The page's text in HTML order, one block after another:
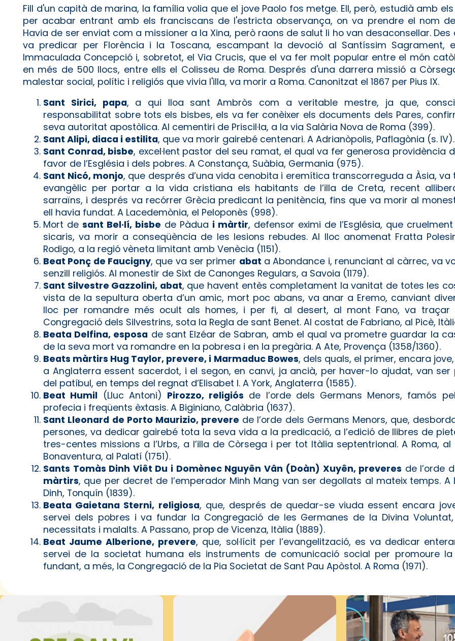
Fill d'un capità de marina, la família volia que el jove Paolo fos metge. Ell, però, estudià amb
per acabar entrant amb els franciscans de l'estricta observança, on va prendre el nom de
Havia de ser enviat com a missioner a la Xina, però raons de salut li ho van desaconsellar. Des
va predicar per Florència i la Toscana, escampant la devoció al Santíssim Sagrament,
Immaculada Concepció i, sobretot, el Via Crucis, que el va fer molt popular entre el món
en més de 500 llocs, entre ells el Colisseu de Roma. Després d'una darrera missió a
malestar social, polític i religiós que vivia l'illa, va morir a Roma. Canonitzat el 1867 per Pius IX.
Sant Sirici, papa, a qui lloa sant Ambròs com a veritable mestre, ja que,
responsabilitat sobre tots els bisbes, els va fer conèixer els documents dels Pares,
seva autoritat apostòlica. Al cementiri de Priscil·la, a la via Salària Nova de Roma (399).
Sant Alipi, diaca i estilita, que va morir gairebé centenari. A Adrianòpolis, Paflagònia (s. IV).
Sant Conrad, bisbe, excel·lent pastor del seu ramat, el qual va fer generosa providència
favor de l’Església i dels pobres. A Constança, Suàbia, Germania (975).
Sant Nicó, monjo, que després d’una vida cenobita i eremítica transcorreguda a Àsia,
evangèlic per portar a la vida cristiana els habitants de l’illa de Creta, recent
sarraïns, i després va recórrer Grècia predicant la penitència, fins que va morir al
ell havia fundat. A Lacedemònia, el Peloponès (998).
Mort desant Bel·lí, bisbe de Pàdua i màrtir, defensor eximi de l’Església, que
sicaris, va morir a conseqüència de les lesions rebudes. Al lloc anomenat Fratta
Rodigo, a la regió vèneta limitant amb Venècia (1151).
Beat Ponç de Faucigny, que va ser primer abat a Abondance i, renunciant al càrrec, va
senzill religiós. Al monestir de Sixt de Canonges Regulars, a Savoia (1179).
Sant Silvestre Gazzolini, abat, que havent entès completament la vanitat de totes les
vista de la sepultura oberta d’un amic, mort poc abans, va anar a Eremo, canviant
lloc per romandre més ocult als homes, i per fi, al desert, al mont Fano, va
Congregació dels Silvestrins, sota la Regla de sant Benet. Al costat de Fabriano, al Picè,
Beata Delfina, esposa de sant Elzéar de Sabran, amb el qual va prometre guardar la
de la seva mort va romandre en la pobresa i en la pregària. A Ate, Provença (1358/1360).
Beats màrtirs Hug Taylor, prevere, i Marmaduc Bowes, dels quals, el primer, encara
a Anglaterra essent sacerdot, i el segon, en canvi, ja ancià, per haver-lo ajudat, van
del patíbul, en temps del regnat d’Elisabet I. A York, Anglaterra (1585).
Beat Humil (Lluc Antoni) Pirozzo, religiós de l’orde dels Germans Menors, famós
profecia i freqüents èxtasis. A Biginiano, Calàbria (1637).
Sant Lleonard de Porto Maurizio, prevere de l’orde dels Germans Menors, que,
persones, va dedicar gairebé tota la seva vida a la predicació, a l’edició de llibres de
tres-centes missions a l’Urbs, a l’illa de Còrsega i per tot Itàlia septentrional. A Roma,
Bonaventura, al Palatí (1751).
Sants Tomàs Dinh Viêt Du i Domènec Nguyên Vân (Doàn) Xuyên, preveres de l’orde
màrtirs, que per decret de l’emperador Minh Mang van ser degollats al mateix temps.
Dinh, Tonquín (1839).
Beata Gaietana Sterni, religiosa, que, després de quedar-se viuda essent encara
servei dels pobres i va fundar la Congregació de les Germanes de la Divina
necessitats i malalts. A Passano, prop de Vicenza, Itàlia (1889).
Beat Jaume Alberione, prevere, que, sol·lícit per l’evangelització, es va dedicar
servei de la societat humana els instruments de comunicació social per promoure
fundant, a més, la Congregació de la Pia Societat de Sant Pau Apòstol. A Roma (1971).